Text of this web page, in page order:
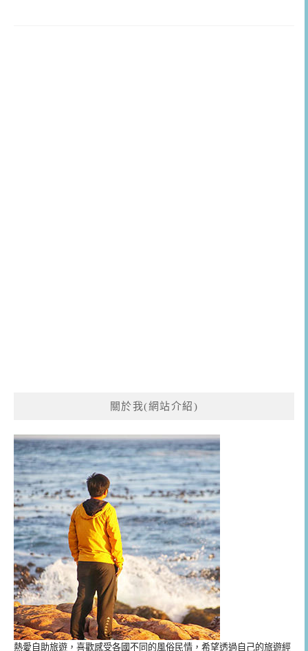
關於我(網站介紹)
熱愛自助旅遊，喜歡感受各國不同的風俗民情，希望透過自己的旅遊經